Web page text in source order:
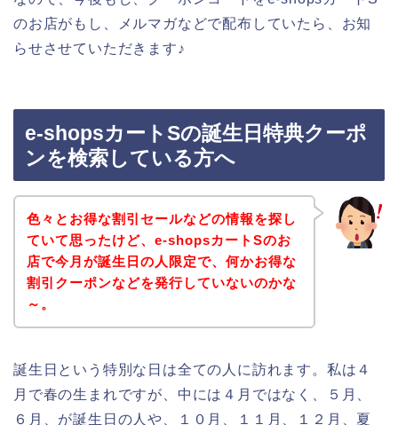
のお店がもし、メルマガなどで配布していたら、お知
らせさせていただきます♪
e-shopsカートSの誕生日特典クーポ
ンを検索している方へ
色々とお得な割引セールなどの情報を探し
ていて思ったけど、e-shopsカートSのお
店で今月が誕生日の人限定で、何かお得な
割引クーポンなどを発行していないのかな
～。
誕生日という特別な日は全ての人に訪れます。私は４
月で春の生まれですが、中には４月ではなく、５月、
６月、が誕生日の人や、１０月、１１月、１２月、夏